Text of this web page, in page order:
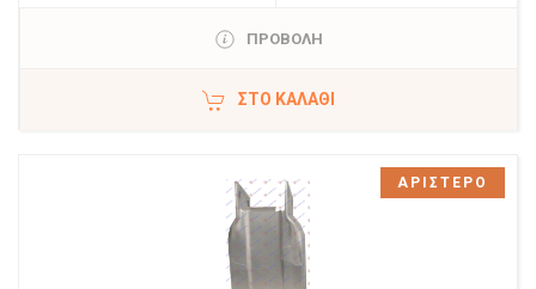
ΠΡΟΒΟΛΗ
ΣΤΟ ΚΑΛΆΘΙ
ΑΡΙΣΤΕΡΟ